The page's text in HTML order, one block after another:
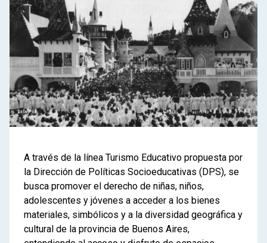
A través de la línea Turismo Educativo propuesta por
la Dirección de Políticas Socioeducativas (DPS), se
busca promover el derecho de niñas, niños,
adolescentes y jóvenes a acceder a los bienes
materiales, simbólicos y a la diversidad geográfica y
cultural de la provincia de Buenos Aires,